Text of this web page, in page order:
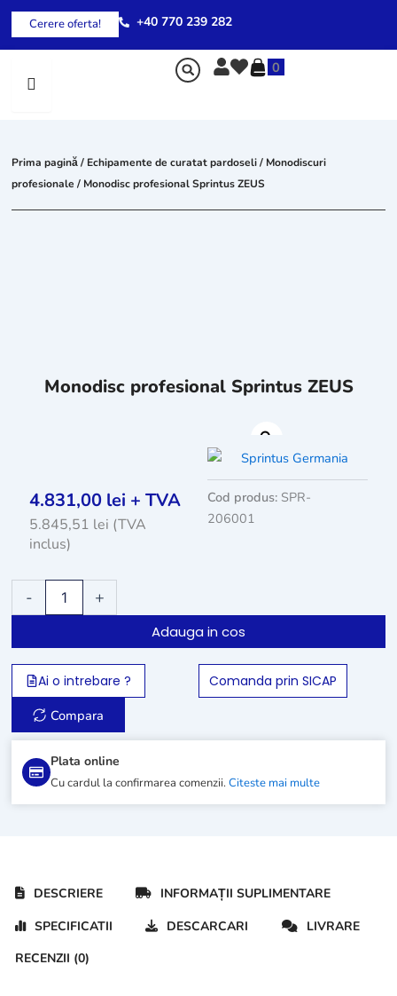
Skip
content
Cerere oferta! +40 770 239 282
0
Prima pagină/ Echipamente de curatat pardoseli/ Monodiscuri
profesionale / Monodisc profesional Sprintus ZEUS
Plata online
Cu cardul la confirmarea comenzii.Citeste mai multe
Monodisc profesional Sprintus ZEUS
4.831,00 lei + TVA
5.845,51 lei (TVA
inclus)
Cod produs: SPR-
206001
-
Monodisc
+
Adauga in cos
Ai o intrebare ?
Comanda prin SICAP
Compara
DESCRIERE
INFORMAȚII SUPLIMENTARE
SPECIFICATII
DESCARCARI
LIVRARE
RECENZII (0)